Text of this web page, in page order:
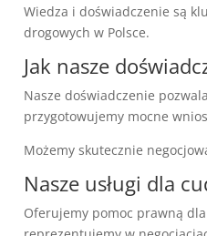
Wiedza i doświadczenie są
drogowych w Polsce.
Jak nasze
Nasze doświadczenie
przygotowujemy mocne
Możemy skutecznie
Nasze usługi dla
Oferujemy pomoc prawną